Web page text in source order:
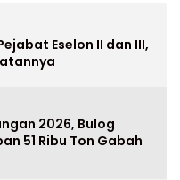
Eselon II dan III,
2026, Bulog
51 Ribu Ton Gabah